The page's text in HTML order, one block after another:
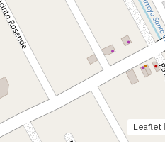
Leaflet